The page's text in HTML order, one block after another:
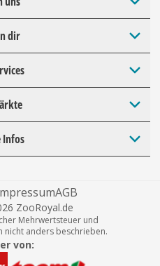
dir
Infos
AGB
ZooRoyal.de
Mehrwertsteuer und
nicht anders beschrieben.
von: